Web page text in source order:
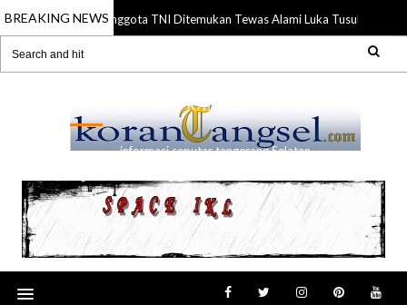
BREAKING NEWS
21 Jul 2026 Anggota TNI Ditemukan Tewas Alami Luka Tusuk di
RANSEL
informasi seputar tangerang Selatan